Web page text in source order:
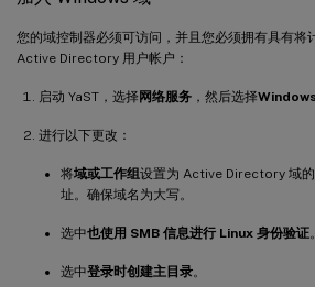
您的域控制器必须可访问，并且您必须拥有具有将
Active Directory 用户帐户：
启动 YaST，选择网络服务 ，然后选择
进行以下更改：
将域或工作组设置为 Active Directory 域
址。确保域名为大写。
选中也使用 SMB 信息进行 Linux 身份验证。
选中登录时创建主目录。